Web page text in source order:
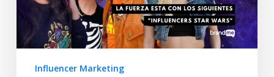
Influencer Marketing